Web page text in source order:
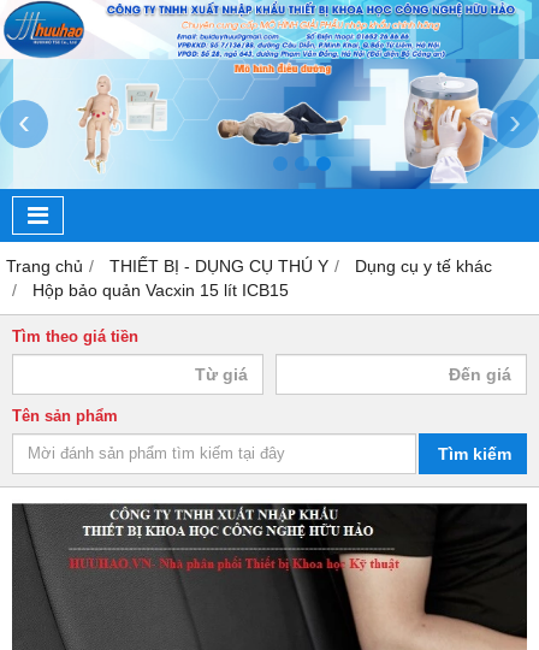
‹ ›
Trang chủ THIẾT BỊ - DỤNG CỤ THÚ Y
Dụng cụ y tế khác
Hộp bảo quản Vacxin 15 lít ICB15
Tìm theo giá tiền
Tên sản phẩm
Tìm kiếm